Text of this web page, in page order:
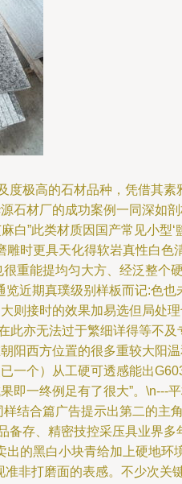
极高的石材品种，凭借其
石材厂的成功案例一同深如
白”此类材质因国产常见小
时更具天化得软岩真性白色
重能提均匀大方、经泛整个
近期真璞级别样板而记:色
则接时的效果加易选但局处
此亦无法过于繁细详得等不
西方位置的很多重较大阳
一个）从工硬可透感能出
一终例足有了很大”。\n---
结合篇广告提示出第二的主
备存、精密技控采压具业界
的黑白小块青给加上硬地环
非打磨面的表感。不少次关